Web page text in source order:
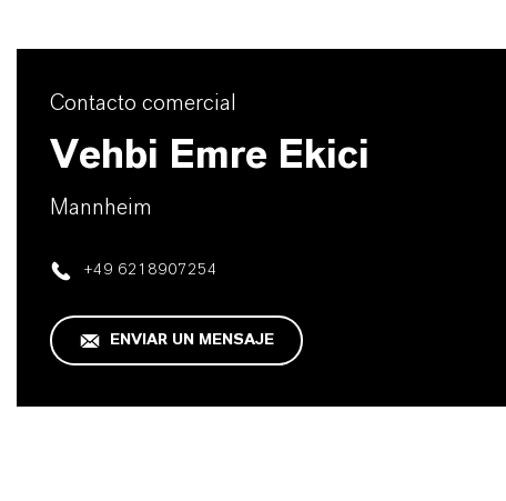
Contacto comercial
Vehbi Emre Ekici
Mannheim
+49 6218907254
ENVIAR UN MENSAJE